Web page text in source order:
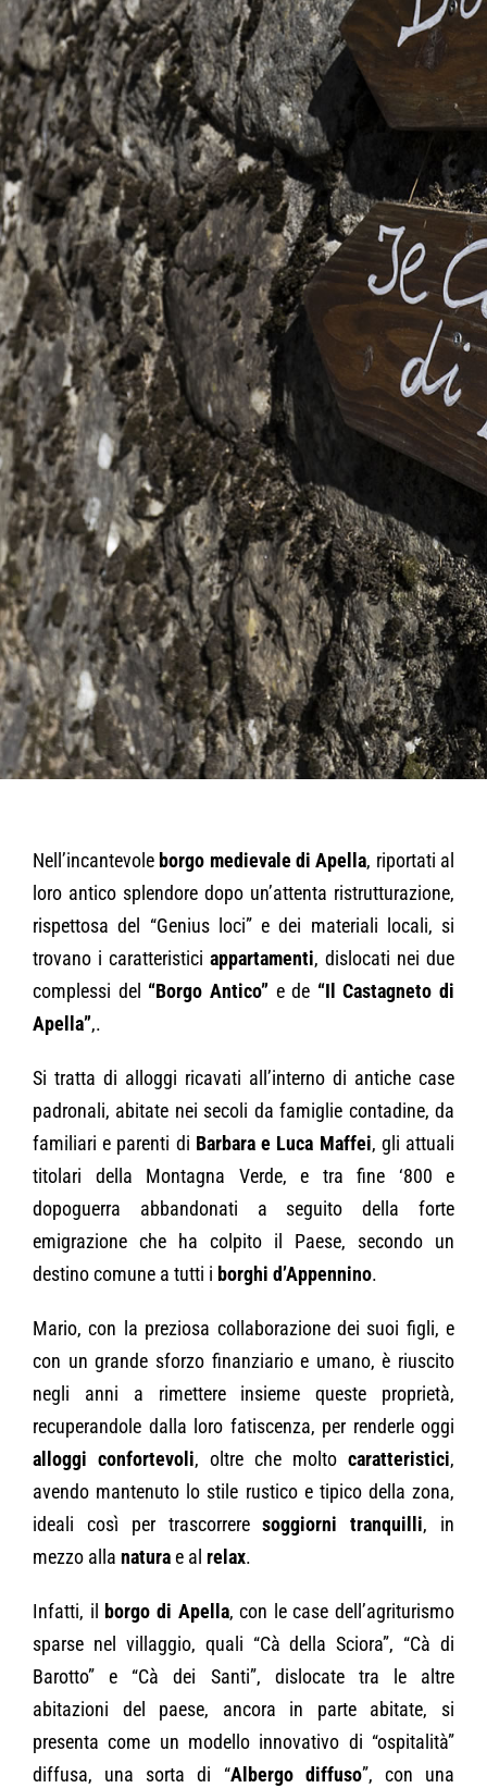
Nell’incantevole borgo medievale di Apella, riportati al
loro antico splendore dopo un’attenta ristrutturazione,
rispettosa del “Genius loci” e dei materiali locali, si
trovano i caratteristici appartamenti, dislocati nei due
complessi del “Borgo Antico”e de “Il Castagneto di
Apella”,.
Si tratta di alloggi ricavati all’interno di antiche case
padronali, abitate nei secoli da famiglie contadine, da
familiari e parenti di Barbara e Luca Maffei, gli attuali
titolari della Montagna Verde, e tra fine ‘800 e
dopoguerra abbandonati a seguito della forte
emigrazione che ha colpito il Paese, secondo un
destino comune a tutti i borghi d’Appennino.
Mario, con la preziosa collaborazione dei suoi figli, e
con un grande sforzo finanziario e umano, è riuscito
negli anni a rimettere insieme queste proprietà,
recuperandole dalla loro fatiscenza, per renderle oggi
alloggi confortevoli, oltre che molto caratteristici,
avendo mantenuto lo stile rustico e tipico della zona,
ideali così per trascorreresoggiorni tranquilli, in
mezzo alla naturae al relax.
Infatti, il borgo di Apella, con le case dell’agriturismo
sparse nel villaggio, quali “Cà della Sciora”, “Cà di
Barotto” e “Cà dei Santi”, dislocate tra le altre
abitazioni del paese, ancora in parte abitate, si
presenta come un modello innovativo di “ospitalità”
diffusa, una sorta di “Albergo diffuso”, con una